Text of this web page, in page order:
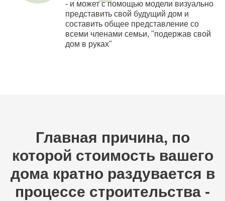
- и может с помощью модели визуально
представить свой будущий дом и
составить общее представление со
всеми членами семьи, "подержав свой
дом в руках"
Главная причина, по
которой стоимость вашего
дома кратно раздувается в
процессе строительства -